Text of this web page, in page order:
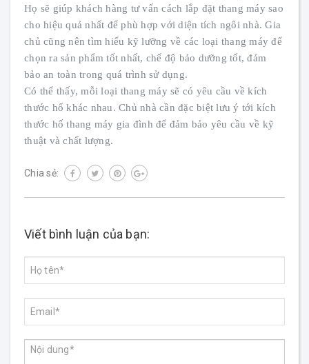
Họ sẽ giúp khách hàng tư vấn cách lắp đặt thang máy sao
cho hiệu quả nhất để phù hợp với diện tích ngôi nhà. Gia
chủ cũng nên tìm hiểu kỹ lưỡng về các loại thang máy để
chọn ra sản phẩm tốt nhất, chế độ bảo dưỡng tốt, đảm
bảo an toàn trong quá trình sử dụng.
Có thể thấy, mỗi loại thang máy sẽ có yêu cầu về kích
thước hố khác nhau. Chủ nhà cần đặc biệt lưu ý tới kích
thước hố thang máy gia đình để đảm bảo yêu cầu về kỹ
thuật và chất lượng.
Chia sẻ:
Viết bình luận của bạn: